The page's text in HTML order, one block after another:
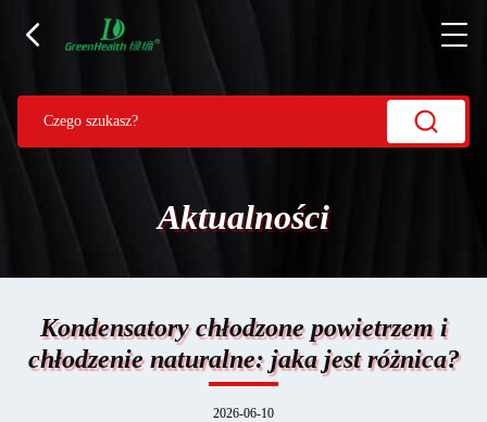
Aktualności
Kondensatory chłodzone powietrzem i
chłodzenie naturalne: jaka jest różnica?
2026-06-10